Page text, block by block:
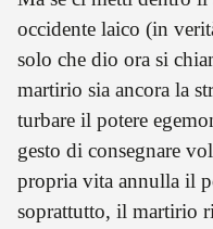
occidente laico (in
solo che dio ora si
martirio sia ancora la
turbare il potere
gesto di consegnare
propria vita annulla il
soprattutto, il martirio